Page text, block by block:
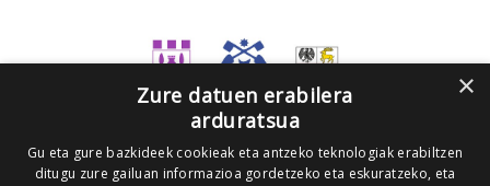
×
Zure datuen erabilera
arduratsua
Gu eta gure bazkideek cookieak eta antzeko teknologiak erabiltzen
ditugu zure gailuan informazioa gordetzeko eta eskuratzeko, eta